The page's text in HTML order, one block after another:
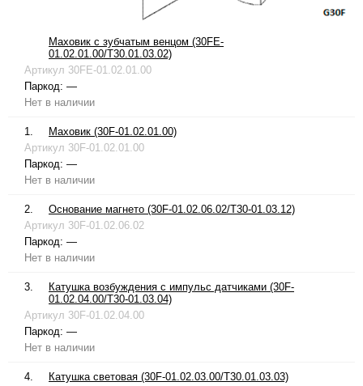
Маховик с зубчатым венцом (30FE-
01.02.01.00/T30.01.03.02)
Артикул 30FE-01.02.01.00
Паркод: —
Нет в наличии
1.
Маховик (30F-01.02.01.00)
Артикул 30F-01.02.01.00
Паркод: —
Нет в наличии
2.
Основание магнето (30F-01.02.06.02/T30-01.03.12)
Артикул 30F-01.02.06.02
Паркод: —
Нет в наличии
3.
Катушка возбуждения с импульс датчиками (30F-
01.02.04.00/T30-01.03.04)
Артикул 30F-01.02.04.00
Паркод: —
Нет в наличии
4.
Катушка световая (30F-01.02.03.00/T30.01.03.03)